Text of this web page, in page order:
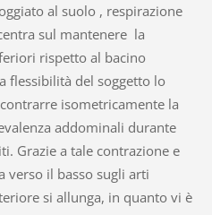
al suolo , respirazione
sul mantenere la
rispetto al bacino
flessibilità del soggetto lo
isometricamente la
addominali durante
Grazie a tale contrazione e
verso il basso sugli arti
si allunga, in quanto vi è